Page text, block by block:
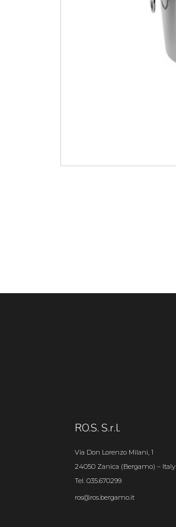
RO.S. S.r.l.
Via Don Lorenzo Milani, 1
24050 Zanica (Bergamo) – Italy
Tel. 035.670299
ros@ros.bergamo.it